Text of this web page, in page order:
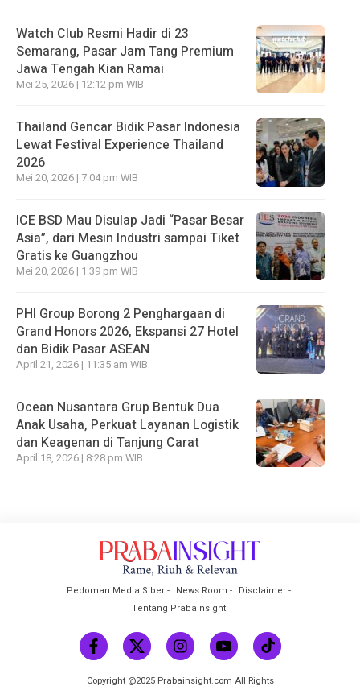
Watch Club Resmi Hadir di 23
Semarang, Pasar Jam Tang Premium
Jawa Tengah Kian Ramai
Mei 25, 2026 | 12:12 pm WIB
Thailand Gencar Bidik Pasar Indonesia
Lewat Festival Experience Thailand
2026
Mei 20, 2026 | 7:04 pm WIB
ICE BSD Mau Disulap Jadi “Pasar Besar
Asia”, dari Mesin Industri sampai Tiket
Gratis ke Guangzhou
Mei 20, 2026 | 1:39 pm WIB
PHI Group Borong 2 Penghargaan di
Grand Honors 2026, Ekspansi 27 Hotel
dan Bidik Pasar ASEAN
April 21, 2026 | 11:35 am WIB
Ocean Nusantara Grup Bentuk Dua
Anak Usaha, Perkuat Layanan Logistik
dan Keagenan di Tanjung Carat
April 18, 2026 | 8:28 pm WIB
Pedoman Media Siber News Room
Disclaimer
Tentang Prabainsight
Copyright @2025 Prabainsight.com All Rights